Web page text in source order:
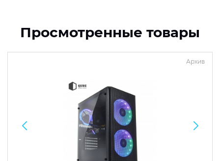
Просмотренные товары
Архив